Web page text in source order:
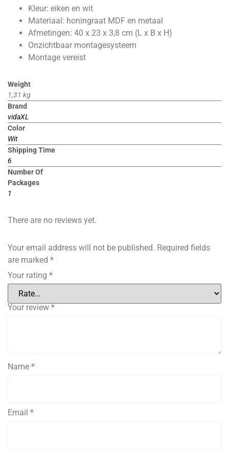
Kleur: eiken en wit
Materiaal: honingraat MDF en metaal
Afmetingen: 40 x 23 x 3,8 cm (L x B x H)
Onzichtbaar montagesysteem
Montage vereist
Weight
1,31 kg
Brand
vidaXL
Color
Wit
Shipping Time
6
Number Of
Packages
1
There are no reviews yet.
Your email address will not be published. Required fields
are marked *
Your rating *
Your review *
Name *
Email *